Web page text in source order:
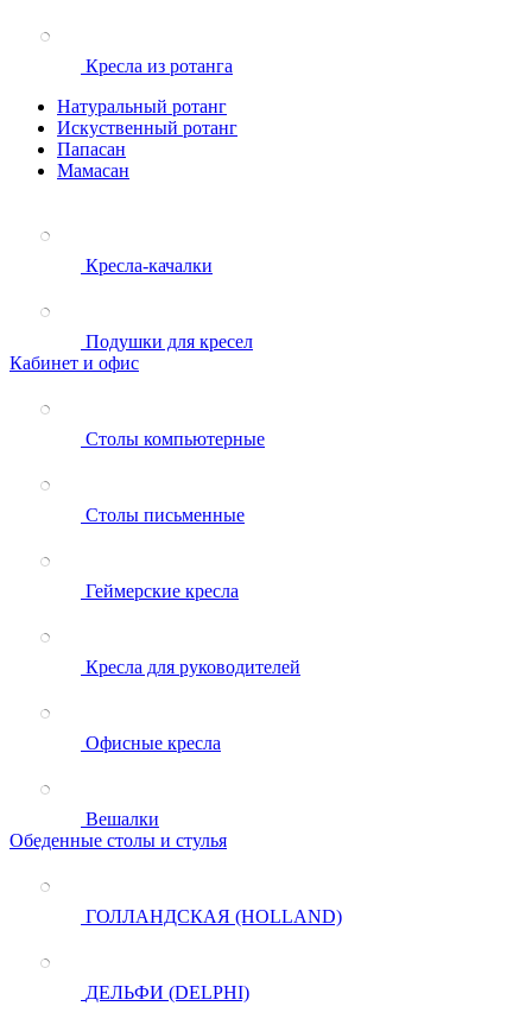
Кресла из ротанга
Натуральный ротанг
Искуственный ротанг
Папасан
Мамасан
Кресла-качалки
Подушки для кресел
Кабинет и офис
Столы компьютерные
Столы письменные
Геймерские кресла
Кресла для руководителей
Офисные кресла
Вешалки
Обеденные столы и стулья
ГОЛЛАНДСКАЯ (HOLLAND)
ДЕЛЬФИ (DELPHI)